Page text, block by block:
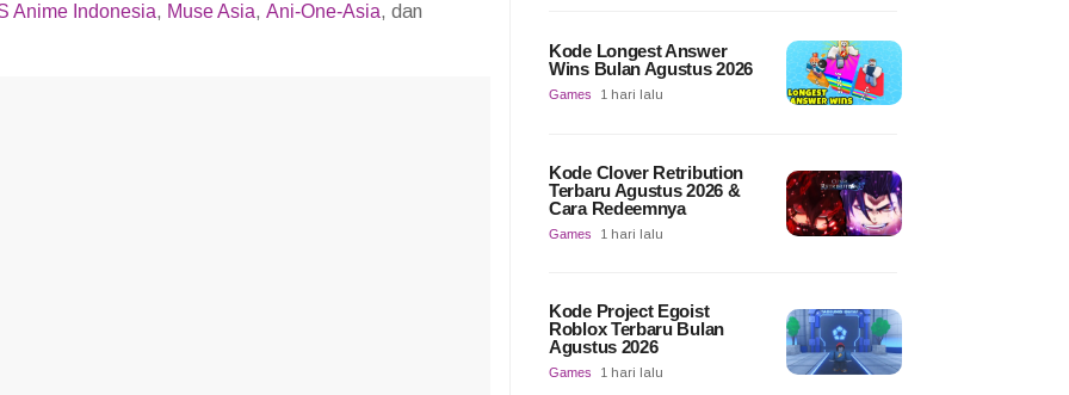
Anime Indonesia, Muse Asia, Ani-One-Asia, dan
Kode Longest Answer
Wins Bulan Agustus 2026
Games 1 hari lalu
Kode Clover Retribution
Terbaru Agustus 2026 &
Cara Redeemnya
Games 1 hari lalu
Kode Project Egoist
Roblox Terbaru Bulan
Agustus 2026
Games 1 hari lalu